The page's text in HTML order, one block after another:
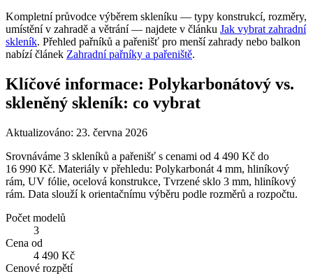
Kompletní průvodce výběrem skleníku — typy konstrukcí, rozměry,
umístění v zahradě a větrání — najdete v článku Jak vybrat zahradní
skleník. Přehled pařníků a pařenišť pro menší zahrady nebo balkon
nabízí článek Zahradní pařníky a pařeniště.
Klíčové informace: Polykarbonátový vs.
skleněný skleník: co vybrat
Aktualizováno: 23. června 2026
Srovnáváme 3 skleníků a pařenišť s cenami od 4 490 Kč do
16 990 Kč. Materiály v přehledu: Polykarbonát 4 mm, hliníkový
rám, UV fólie, ocelová konstrukce, Tvrzené sklo 3 mm, hliníkový
rám. Data slouží k orientačnímu výběru podle rozměrů a rozpočtu.
Počet modelů
3
Cena od
4 490 Kč
Cenové rozpětí